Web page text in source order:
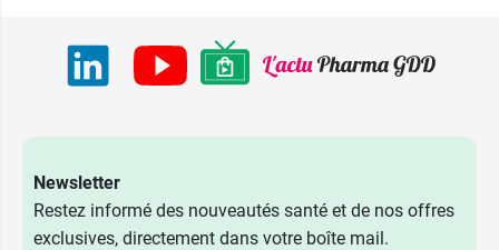
Newsletter
Restez informé des nouveautés santé et de nos offres
exclusives, directement dans votre boîte mail.